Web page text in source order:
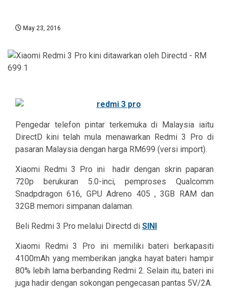
May 23, 2016
Pengedar telefon pintar terkemuka di Malaysia iaitu
DirectD kini telah mula menawarkan Redmi 3 Pro di
pasaran Malaysia dengan harga RM699 (versi import).
Xiaomi Redmi 3 Pro ini hadir dengan skrin paparan
720p berukuran 5.0-inci, pemproses Qualcomm
Snadpdragon 616, GPU Adreno 405 , 3GB RAM dan
32GB memori simpanan dalaman.
Beli Redmi 3 Pro melalui Directd di SINI
Xiaomi Redmi 3 Pro ini memiliki bateri berkapasiti
4100mAh yang memberikan jangka hayat bateri hampir
80% lebih lama berbanding Redmi 2. Selain itu, bateri ini
juga hadir dengan sokongan pengecasan pantas 5V/2A.